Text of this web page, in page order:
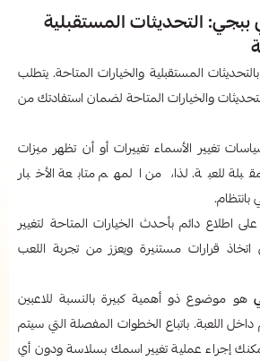
التحديثات المستقبلية
المستقبلية والخيارات المتاحة. يتطلب
والخيارات المتاحة لضمان استفادتك من
تغيير الأسماء تغييرات أو أن تظهر ميزات
للعبة. لذا، من المهم متابعة الأخبار
بانتظام.
اطلاع دائم بأحدث الخيارات المتاحة لتغيير
قرارات مستنيرة ويعزز من تجربة اللعب
هو موضوع ذو أهمية كبيرة بالنسبة للاعبين
داخل اللعبة. باتباع الخطوات المفصلة التي سيتم
إجراء عملية تغيير اسمك بسلاسة ودون أي